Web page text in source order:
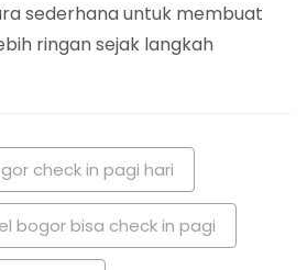
sederhana untuk membuat
ringan sejak langkah
check in pagi hari
bogor bisa check in pagi